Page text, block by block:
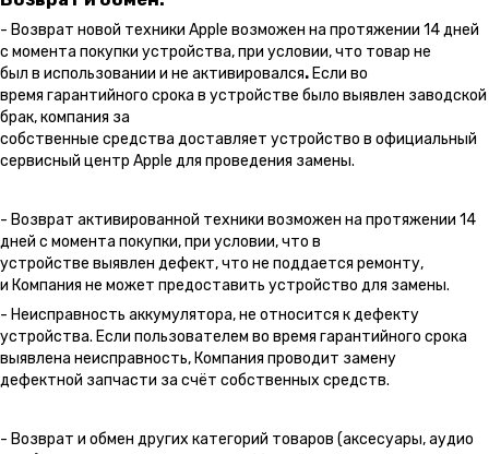
- Возврат новой техники Apple возможен на протяжении 14 дней
с момента покупки устройства, при условии, что товар не
был в использовании и не активировался. Если во
время гарантийного срока в устройстве было выявлен заводской
брак, компания за
собственные средства доставляет устройство в официальный
сервисный центр Apple для проведения замены.
- Возврат активированной техники возможен на протяжении 14
дней с момента покупки, при условии, что в
устройстве выявлен дефект, что не поддается ремонту,
и Компания не может предоставить устройство для замены.
- Неисправность аккумулятора, не относится к дефекту
устройства. Если пользователем во время гарантийного срока
выявлена неисправность, Компания проводит замену
дефектной запчасти за счёт собственных средств.
- Возврат и обмен других категорий товаров (аксесуары, аудио